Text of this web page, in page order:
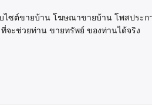
ไซต์ขายบ้าน โฆษณาขายบ้าน โพสประ
จะช่วยท่าน ขายทรัพย์ ของท่านได้จริง